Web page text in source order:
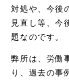
対処や、今後
見直し等、今
題なのです。
弊所は、労働
り、過去の事